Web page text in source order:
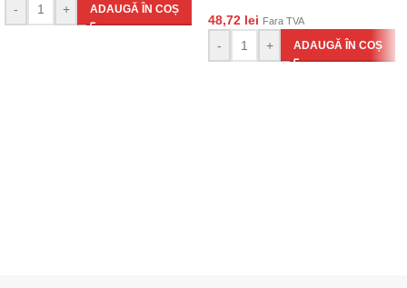
- + ADAUGĂ ÎN COȘ
48,72 lei Fara TVA
- + ADAUGĂ ÎN COȘ